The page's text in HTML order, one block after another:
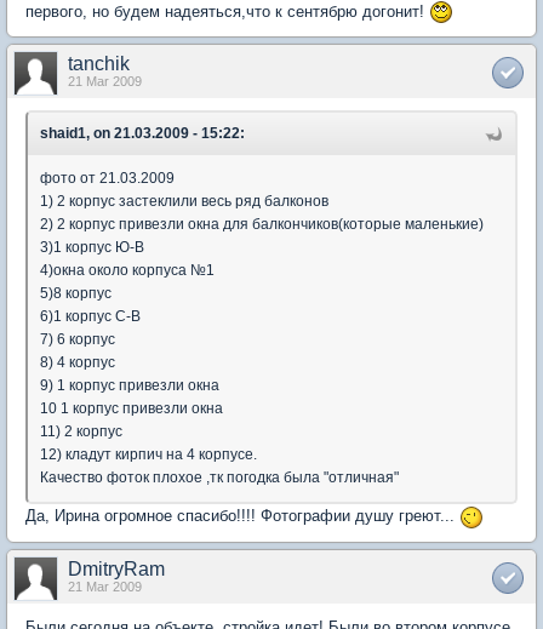
первого, но будем надеяться,что к сентябрю догонит!
tanchik
21 Mar 2009
shaid1, on 21.03.2009 - 15:22:
фото от 21.03.2009
1) 2 корпус застеклили весь ряд балконов
2) 2 корпус привезли окна для балкончиков(которые маленькие)
3)1 корпус Ю-В
4)окна около корпуса №1
5)8 корпус
6)1 корпус С-В
7) 6 корпус
8) 4 корпус
9) 1 корпус привезли окна
10 1 корпус привезли окна
11) 2 корпус
12) кладут кирпич на 4 корпусе.
Качество фоток плохое ,тк погодка была "отличная"
Да, Ирина огромное спасибо!!!! Фотографии душу греют...
DmitryRam
21 Mar 2009